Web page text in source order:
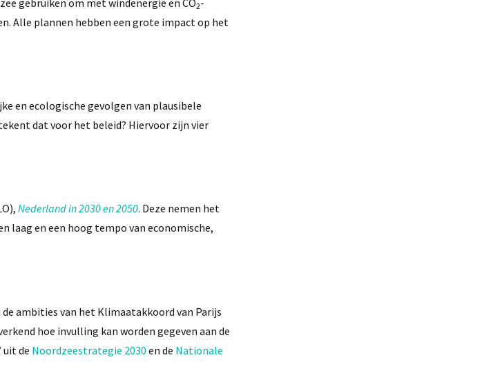
2
Alle plannen hebben een grote impact op het
en ecologische gevolgen van plausibele
dat voor het beleid? Hiervoor zijn vier
Nederland in 2030 en 2050. Deze nemen het
laag en een hoog tempo van economische,
de ambities van het Klimaatakkoord van Parijs
hoe invulling kan worden gegeven aan de
uit de Noordzeestrategie 2030 en de Nationale